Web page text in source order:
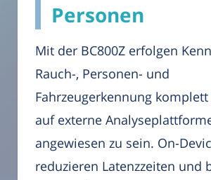
Personen
Mit der BC800Z erfolgen
Rauch-, Personen- und
Fahrzeugerkennung
auf externe
angewiesen zu sein. On-
reduzieren Latenzzeiten und